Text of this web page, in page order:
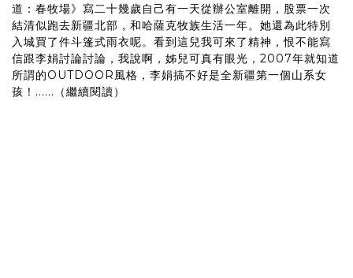
道：春牧場》寫二十幾歲自己有一天從辦公室離開，股票一次
結清似跑去新疆北部，和哈薩克牧族生活一年。她還為此特別
入城買了件斗篷式雨衣呢。看到這兒我可來了精神，恨不能寫
信跟李娟討論討論，我說啊，姊兒可真有眼光，2007年就知道
所謂的OUTDOOR風格，李娟搞不好是全新疆第一個山系女
孩！......（繼續閱讀）